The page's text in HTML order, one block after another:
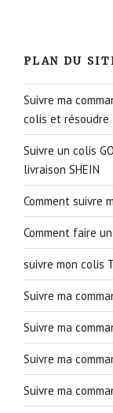
PLAN DU
Suivre ma
colis et résoudre
Suivre un colis
livraison SHEIN
Comment suivre
Comment faire
suivre mon colis
Suivre ma
Suivre ma
Suivre ma
Suivre ma